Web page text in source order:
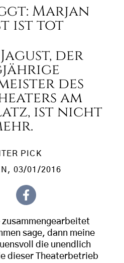
Marjan
ist tot
der
des
am
ist nicht
PICK
, 03/01/2016
zusammengearbeitet
sage, dann meine
die unendlich
dieser Theaterbetrieb